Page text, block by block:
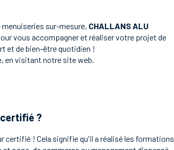
sur-mesure, CHALLANS ALU
vous accompagner et réaliser votre projet de
et de bien-être quotidien !
en visitant notre site web.
certifié ?
certifié ! Cela signifie qu'il a réalisé les formations